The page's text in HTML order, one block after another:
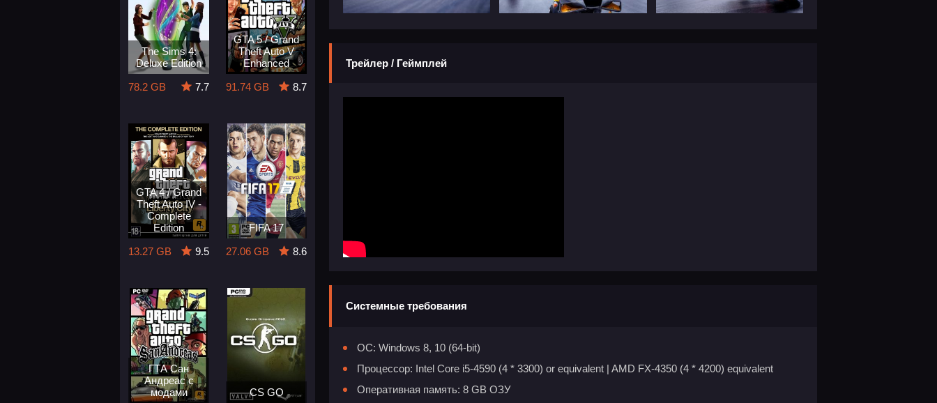
The Sims 4:
Deluxe Edition
78.2 GB
7.7
GTA 5 / Grand
Theft Auto V
Enhanced
91.74 GB
8.7
GTA 4 / Grand
Theft Auto IV -
Complete
Edition
13.27 GB
9.5
FIFA 17
27.06 GB
8.6
ГТА Сан
Андреас с
модами
CS GO
Трейлер / Геймплей
Системные требования
ОС: Windows 8, 10 (64-bit)
Процессор: Intel Core i5-4590 (4 * 3300) or equivalent | AMD FX-4350 (4 * 4200) equivalent
Оперативная память: 8 GB ОЗУ